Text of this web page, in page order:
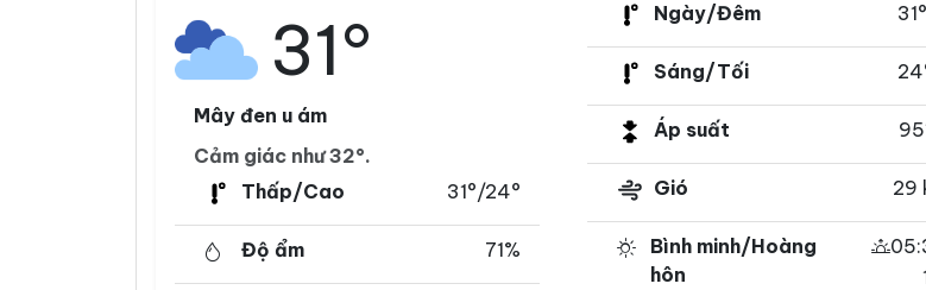
31°
Mây đen u ám
Cảm giác như 32°.
Thấp/Cao
31°/24°
Độ ẩm 71%
Ngày/Đêm
Sáng/Tối
Áp suất
Gió 29
Bình minh/Hoàng
hôn